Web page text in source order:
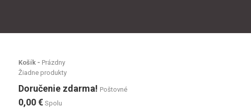
Košík - Prázdny
Žiadne produkty
Doručenie zdarma! Poštovné
0,00 € Spolu